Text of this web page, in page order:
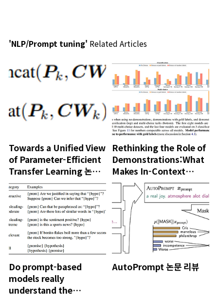
'NLP/Prompt tuning' Related Articles
Towards a Unified View
of Parameter-Efficient
Transfer Learning 논문
리뷰
Rethinking the Role of
Demonstrations:What
Makes In-Context
LearningWork? 간단 리
Do prompt-based
models really
understand the
AutoPrompt 논문 리뷰